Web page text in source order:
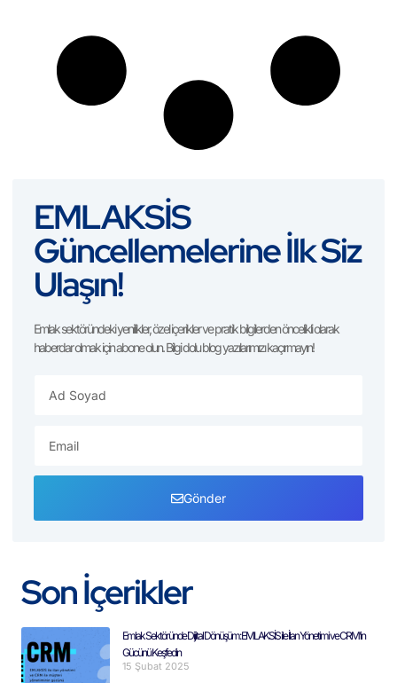
EMLAKSİS
Güncellemelerine İlk Siz
Ulaşın!
Emlak sektöründeki yenilikler, özel içerikler ve pratik bilgilerden öncelikli olarak
haberdar olmak için abone olun. Bilgi dolu blog yazılarımızı kaçırmayın!
Gönder
Son İçerikler
Emlak Sektöründe Dijital Dönüşüm: EMLAKSİS ile İlan Yönetimi ve CRM’in
Gücünü Keşfedin
15 Şubat 2025